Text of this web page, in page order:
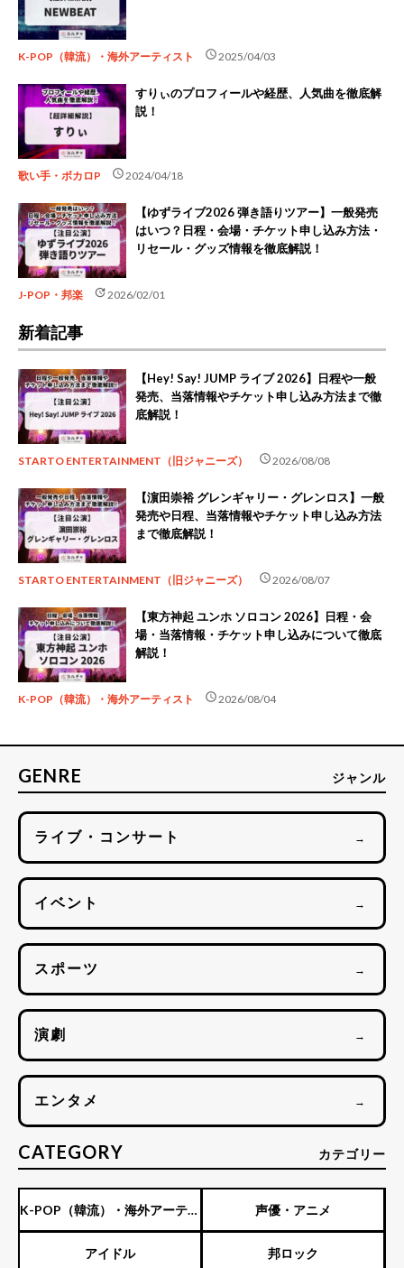
K-POP（韓流）・海外アーティスト schedule2025/04/03
すりぃのプロフィールや経歴、人気曲を徹底解
説！
歌い手・ボカロP schedule2024/04/18
【ゆずライブ2026 弾き語りツアー】一般発売
はいつ？日程・会場・チケット申し込み方法・
リセール・グッズ情報を徹底解説！
J-POP・邦楽 update2026/02/01
新着記事
【Hey! Say! JUMP ライブ 2026】日程や一般
発売、当落情報やチケット申し込み方法まで徹
底解説！
STARTO ENTERTAINMENT（旧ジャニーズ） schedule2026/08/08
【濵田崇裕 グレンギャリー・グレンロス】一般
発売や日程、当落情報やチケット申し込み方法
まで徹底解説！
STARTO ENTERTAINMENT（旧ジャニーズ） schedule2026/08/07
【東方神起 ユンホ ソロコン 2026】日程・会
場・当落情報・チケット申し込みについて徹底
解説！
K-POP（韓流）・海外アーティスト schedule2026/08/04
GENRE ジャンル
ライブ・コンサート →
イベント →
スポーツ →
演劇 →
エンタメ →
CATEGORY カテゴリー
K-POP（韓流）・海外アーティ
スト
声優・アニメ
アイドル 邦ロック